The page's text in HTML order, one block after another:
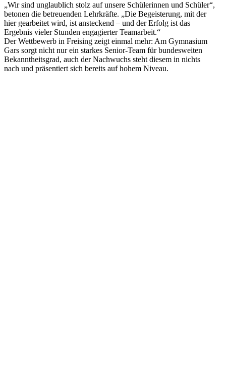
„Wir sind unglaublich stolz auf unsere Schülerinnen und Schüler“,
betonen die betreuenden Lehrkräfte. „Die Begeisterung, mit der
hier gearbeitet wird, ist ansteckend – und der Erfolg ist das
Ergebnis vieler Stunden engagierter Teamarbeit.“
Der Wettbewerb in Freising zeigt einmal mehr: Am Gymnasium
Gars sorgt nicht nur ein starkes Senior-Team für bundesweiten
Bekanntheitsgrad, auch der Nachwuchs steht diesem in nichts
nach und präsentiert sich bereits auf hohem Niveau.